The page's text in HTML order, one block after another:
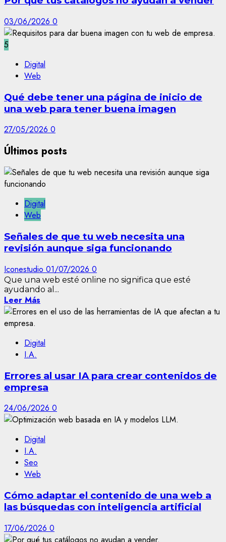
03/06/2026 0
5
Digital
Web
Qué debe tener una página de inicio de
una web para tener buena imagen
27/05/2026 0
Últimos posts
Digital
Web
Señales de que tu web necesita una
revisión aunque siga funcionando
Iconestudio 01/07/2026 0
Que una web esté online no significa que esté
ayudando al...
Leer Más
Digital
I.A.
Errores al usar IA para crear contenidos de
empresa
24/06/2026 0
Digital
I.A.
Seo
Web
Cómo adaptar el contenido de una web a
las búsquedas con inteligencia artificial
17/06/2026 0